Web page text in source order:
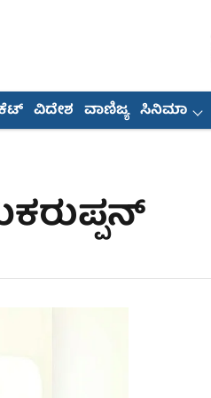
ವಿದೇಶ ವಾಣಿಜ್ಯ ಸಿನಿಮಾ